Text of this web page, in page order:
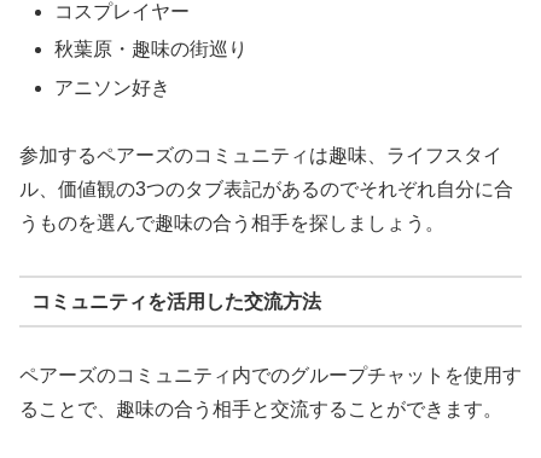
コスプレイヤー
秋葉原・趣味の街巡り
アニソン好き
参加するペアーズのコミュニティは趣味、ライフスタイ
ル、価値観の3つのタブ表記があるのでそれぞれ自分に合
うものを選んで趣味の合う相手を探しましょう。
コミュニティを活用した交流方法
ペアーズのコミュニティ内でのグループチャットを使用す
ることで、趣味の合う相手と交流することができます。